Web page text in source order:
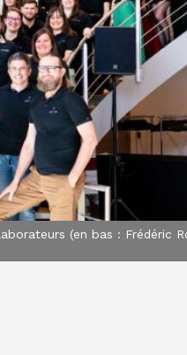
(en bas : Frédéric